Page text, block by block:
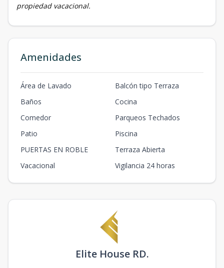
propiedad vacacional.
Amenidades
Área de Lavado
Balcón tipo Terraza
Baños
Cocina
Comedor
Parqueos Techados
Patio
Piscina
PUERTAS EN ROBLE
Terraza Abierta
Vacacional
Vigilancia 24 horas
Elite House RD.